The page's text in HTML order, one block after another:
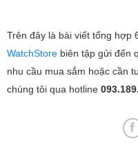
Trên đây là bài viết tổng hợp
WatchStore biên tập gửi đến
nhu cầu mua sắm hoặc cần
chúng tôi qua hotline